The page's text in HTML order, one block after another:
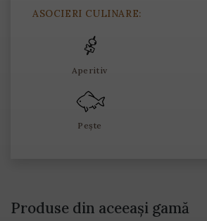
ASOCIERI CULINARE:
Aperitiv
Pește
Produse din aceeași gamă